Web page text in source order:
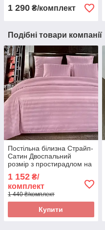
1 290 ₴/комплект
Подібні товари компанії
Постільна білизна Страйп-
Сатин Двоспальний
розмір з простирадлом на
1 152 ₴/
комплект
1 440 ₴/комплект
Купити